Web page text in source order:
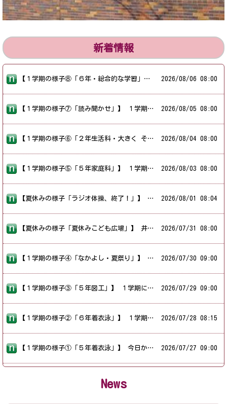
新着情報
【１学期の様子⑧「６年・総合的な学習」】 １学期に紹介できなかった学年の様子を掲載しています。 今日は、「６年生の総合的な学習・キャリア教育」の様子を紹介します。 井吹の丘小学校では、子供たちが、探究的な見方・考え方を働かせ、教科等を横断的に、総合的に学習を行うために、３年生～６年生では「総合的な学習」に取り組んでいます。 各学年のテーマは、３年生は「町づくり」、４年生は「福祉」、５年生は「防災」、６年生は「キャリア教育」です。 ６年生は、「実社会で働く人々の姿と自己の将来」を考える「キャリア教育」をテーマに、１学期は、神戸サイエンスパークにある５つの企業に校外学習に行き、仕事のやりがいや、仕事を選んだ理由、働くうえで大切にしていることなど、直接お聞きしました。 そして、聞いてきたことを、パワーポイントにまとめて、６年生の中で発表し、交流しました。 写真は、発表・交流の時間の様子です。 2026/08/06 08:00
【１学期の様子⑦「読み聞かせ」】 １学期に紹介できなかった様子を掲載しています。 今日は、本校で実施しているゲストティーチャーによる本などの「読み聞かせ」の様子を紹介します。 低学年だけでなく、高学年にも読み聞かせをしてもらっています。 学年に応じた絵本や物語を紹介してくださったり、紙芝居や絵本を読んで聞かせてくださったりして、子供たちの本への関心を高めてくださっています。 長い夏休み、子供たちには、本に親しんでもらえればとも思います。 2026/08/05 08:00
【１学期の様子⑥「２年生活科・大きく そだて わたしの 野さい」】 １学期に紹介できなかった学年の様子を掲載しています。 今日は、２年生の生活科「大きく そだて わたしの 野さい」の様子を紹介します。 ２年生は、生活科「大きく そだて わたしの 野さい」の学習で夏野菜を育てていました。 井吹の丘小学校では、体験活動の一つで、１年生は「あさがお」、２年生は「夏野さい」を一人一鉢で育てています。 夏野菜は「なす・トマト・ピーマン・ししとう・おくら」です。 苗から育て、どうしたらうまく育つか考えます。 また、どんなふうに育つかも観察していきます。 毎朝、水をあげて、植物の様子を観察していました。 葉っぱの形だけでなく、手触りやにおいまでかいでいました。 どんな色の花が咲くのかも楽しみにしていました。 夏休みは、子供たちの家に持ち帰って、育てています。 ２年生の夏野菜、実がなって収穫できていますでしょうか。 たのしみですね。 2026/08/04 08:00
【１学期の様子⑤「５年家庭科」】 １学期に紹介できなかった学年の様子を掲載しています。 今日は、５年生の家庭科「クッキング ゆでて食べよう」の様子を紹介します。 小学校５年生になると家庭科の学習で調理実習や裁縫も行います。 今回は、家庭科室でゆでる料理に挑戦していました。 メニューは、「青菜のおひたし」と「ゆでいも」です。 青菜をしっかりと洗い、ゆで、水につけ、水気をしぼり、包丁で食べやすい大きさに切って、盛り付け、味付けをしていました。 ゆでいもは、じゃがいもを洗って、包丁で芽を取り、良い大きさに切り、ゆでて、皮をむいて、お皿に盛り付け、塩コショウで味付けをしていました。 鍋に入れるタイミングやゆでる時間を確かめ、変化を見ながら調理を頑張っていました。 おいしそうな「青菜のおひたし」と「ゆでいも」ができていました。 2026/08/03 08:00
【夏休みの様子「ラジオ体操、終了！」】 昨日は、夏休みのラジオ体操の最終日。 たくさんの子供たちが最後のラジオ体操に参加していました。 今日、みんなの前で、体操の見本をしていたのは、バスケットボールクラブの子供たちです。 体操後は、ラジオ体操の参加賞として、お菓子や文房具のセットをもらっていました。 夏休みにしかできないことの１つ「ラジオ体操」。 参加した皆さん、２週間、よく頑張りました！ 2026/08/01 08:04
【夏休みの様子「夏休みこども広場」】 井吹北ふれあいのまちづくり協議会の方は、本校の運動場でラジオ体操を実施してくださっていますが、それ以外にも、夏休みの期間「夏休み子ども広場」を井吹北地域交流センター（地域福祉センター）で行っています。 昨日は、「茶道体験」を行っていました。 井吹台中学校の茶道部が協力して、子供たちが、お茶の世界をちょっと体験していました。 まずは、茶道部の中学生が、お茶をたててくれました。 和菓子をいただいて、お茶をいただいていました。 その後は、一人一人、実際に自分でお茶を茶筅でたてて、飲んでいました。 中学生が優しく教えてくれて、素敵な体験をすることができていました。 夏休み、いろいろな体験ができるといいですね。 2026/07/31 08:00
【１学期の様子④「なかよし・夏祭り」】 １学期に紹介できなかった子供たちの様子を掲載しています。 今日は、「なかよし学級の夏祭り」の様子を紹介します。 なかよし学級の子供たちが「夏祭り」を開催しました。 子供たちは、招待状も作成して、職員室まで届けに来てくれました。 楽しみにして「夏祭り」を開催している家庭科室に行くと、「スーパーボールすくい」や「くじ引き」、「射的」、「ビー玉ころがし」、「アイスクリームやピザ」など、たくさんのお店がありました。 楽しんだ後には、景品も用意してくれていて、子供たち一人一人、工夫してお店を出していました。 楽しい時間が過ごしました。 なかよし学級の皆さん、ありがとう。 すてきな「夏祭り」でした。 2026/07/30 09:00
【１学期の様子③「５年図工」】 １学期に紹介できなかった学年の様子を掲載しています。 今日は、５年生の図工「水から発見 ここきれい！」の様子を紹介します。 図工室をのぞくと、５年生の子供たちが、タブレット（コンピューター）を持って、水滴で作った模様を撮影していました。 何をしているのか聞くと…。 ５色ぐらいの色を、水で薄めたり、色を合わせたりして、自分だけの色を作っていました。 スポイトで、ビニルシートの上に色水を落として、そこで、少しずつ色が混ざっていく様子や薄まったり濃くなったりしていく様子を見たり、光を当てたり、いろんな角度から見たり、自分がきれいだと思う見え方を見つけたりしていました。 そして、タブレットで撮影していました。 撮影した後は、また、拭き取って、新しい作品にとりかかっていました。 光の当て方や見る角度によって、いろいろと違うことや、色の合わせ方でいろいろな色が作れることを改めて感じていました。 水から発見。「きれい」を見つける図工の授業。とても楽しそうでした。 2026/07/29 09:00
【１学期の様子②「６年着衣泳」】 １学期に紹介できなかった学年の様子を掲載しています。 今日は、「６年生の着衣泳」の様子を紹介します。 ５年生の時も、長袖長ズボンでの着衣泳を体験している６年生。 服を着たまま水の中に入ると、動きにくいことや泳ぎにくいことを、改めてしっかりと感じていました。 リュクサックが水の中で浮く道具になることを見本で見たり、実際に、ペットボトルで浮かんでみたり、６年生になると服の中に空気を入れて浮かんでみることもできたり、いろいろな体験をして、万が一に備えて学習することができました。 そして、この日は、６年生は、小学校生活、最後の水泳学習日でした。 ドリルタイムなど、通常の水泳学習も行い、最後は、流れるプール等も体験し、楽しく小学校生活最後の水泳学習を締めくくりました。 2026/07/28 08:15
【１学期の様子①「５年着衣泳」】 今日から、１学期に紹介できなかった学年の様子を掲載します。 今日は、「５年生の着衣泳」の様子を紹介します。 高学年の着衣泳は、上下長袖長ズボンです。 服を着たまま、水の中に入り、歩いたり、泳いだりしました。 水着の時と違って、「動きにくかったり」「泳ぎにくかったり」「重かったり」…、いろいろと感じていました。 その後、身近なもの（リュック・ペットボトル等）で浮くことができる体験をしました。 ペットボトルを渡すとき（投げるとき）は、少し水をペットボトルの中に入れて投げると遠くまで投げれることも教わりました。 最後は、今年、最後の水泳学習となるので、ひっくりペットボトル大会や宝探し大会をして、今年の水泳学習を締めくくりました。 2026/07/27 09:00
News